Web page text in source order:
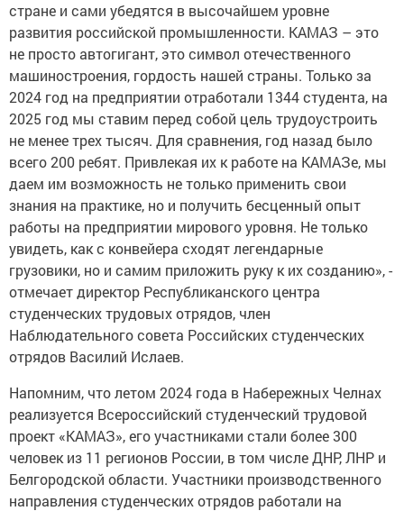
стране и сами убедятся в высочайшем уровне
развития российской промышленности. КАМАЗ – это
не просто автогигант, это символ отечественного
машиностроения, гордость нашей страны. Только за
2024 год на предприятии отработали 1344 студента, на
2025 год мы ставим перед собой цель трудоустроить
не менее трех тысяч. Для сравнения, год назад было
всего 200 ребят. Привлекая их к работе на КАМАЗе, мы
даем им возможность не только применить свои
знания на практике, но и получить бесценный опыт
работы на предприятии мирового уровня. Не только
увидеть, как с конвейера сходят легендарные
грузовики, но и самим приложить руку к их созданию», -
отмечает директор Республиканского центра
студенческих трудовых отрядов, член
Наблюдательного совета Российских студенческих
отрядов Василий Ислаев.
Напомним, что летом 2024 года в Набережных Челнах
реализуется Всероссийский студенческий трудовой
проект «КАМАЗ», его участниками стали более 300
человек из 11 регионов России, в том числе ДНР, ЛНР и
Белгородской области. Участники производственного
направления студенческих отрядов работали на